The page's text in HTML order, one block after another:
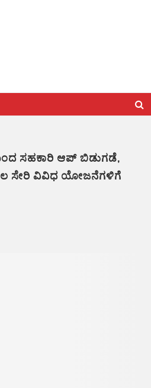
ಸಹಕಾರಿ ಆಪ್ ಬಿಡುಗಡೆ,
ಸೇರಿ ವಿವಿಧ ಯೋಜನೆಗಳಿಗೆ